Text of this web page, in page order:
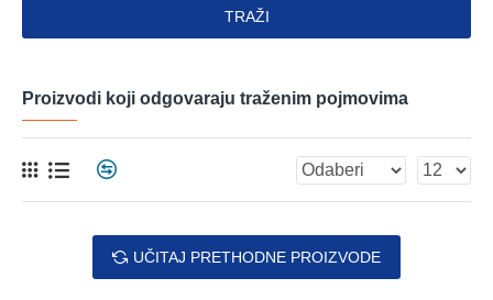
TRAŽI
Proizvodi koji odgovaraju traženim pojmovima
UČITAJ PRETHODNE PROIZVODE